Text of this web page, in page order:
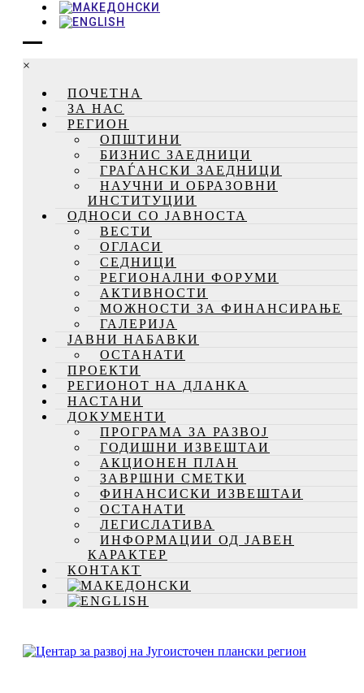
×
ПОЧЕТНА
ЗА НАС
РЕГИОН
ОПШТИНИ
БИЗНИС ЗАЕДНИЦИ
ГРАЃАНСКИ ЗАЕДНИЦИ
НАУЧНИ И ОБРАЗОВНИ
ИНСТИТУЦИИ
ОДНОСИ СО ЈАВНОСТА
ВЕСТИ
ОГЛАСИ
СЕДНИЦИ
РЕГИОНАЛНИ ФОРУМИ
АКТИВНОСТИ
МОЖНОСТИ ЗА ФИНАНСИРАЊЕ
ГАЛЕРИЈА
ЈАВНИ НАБАВКИ
ОСТАНАТИ
ПРОЕКТИ
РЕГИОНОТ НА ДЛАНКА
НАСТАНИ
ДОКУМЕНТИ
ПРОГРАМА ЗА РАЗВОЈ
ГОДИШНИ ИЗВЕШТАИ
АКЦИОНЕН ПЛАН
ЗАВРШНИ СМЕТКИ
ФИНАНСИСКИ ИЗВЕШТАИ
ОСТАНАТИ
ЛЕГИСЛАТИВА
ИНФОРМАЦИИ ОД ЈАВЕН
КАРАКТЕР
КОНТАКТ